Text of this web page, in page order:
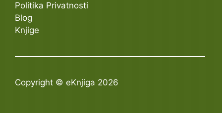
Politika Privatnosti
Blog
Knjige
Copyright © eKnjiga 2026